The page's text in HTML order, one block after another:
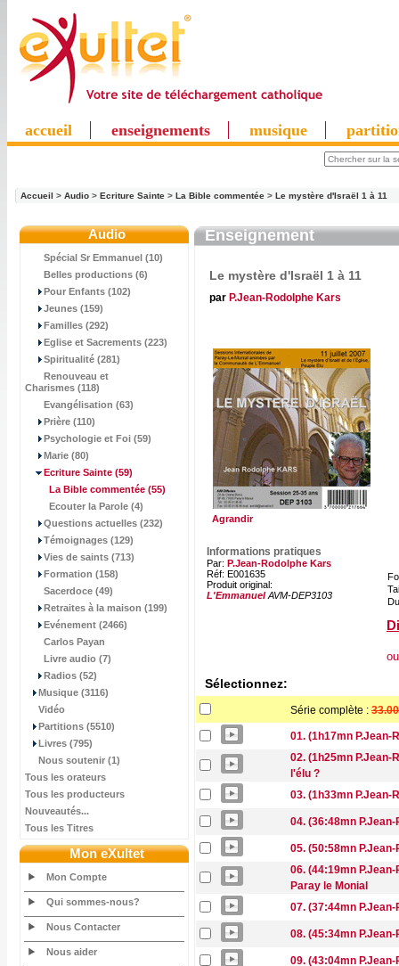
accueil enseignements musique
Accueil > Audio > Ecriture Sainte > La Bible commentée > Le mystère d'Israël 1 à 11
Audio
Spécial Sr Emmanuel (10)
Belles productions (6)
Pour Enfants (102)
Jeunes (159)
Familles (292)
Eglise et Sacrements (223)
Spiritualité (281)
Renouveau et
Charismes (118)
Evangélisation (63)
Prière (110)
Psychologie et Foi (59)
Marie (80)
Ecriture Sainte (59)
La Bible commentée (55)
Ecouter la Parole (4)
Questions actuelles (232)
Témoignages (129)
Vies de saints (713)
Formation (158)
Sacerdoce (49)
Retraites à la maison (199)
Evénement (2466)
Carlos Payan
Livre audio (7)
Radios (52)
Musique (3116)
Vidéo
Partitions (5510)
Livres (795)
Nous soutenir (1)
Tous les orateurs
Tous les producteurs
Nouveautés...
Tous les Titres
Mon eXultet
Mon Compte
Qui sommes-nous?
Nous Contacter
Nous aider
Enseignement
Le mystère d'Israël 1 à 11
par P.Jean-Rodolphe Kars
Agrandir
Informations pratiques
Par: P.Jean-Rodolphe Kars
Réf: E001635
Produit original:
L'EmmanuelAVM-DEP3103
Sélectionnez:
Série complète : 33.00
01. (1h17mn
02. (1h25mn
l'élu ?
03. (1h33mn
04. (36:48mn
05. (50:58mn
06. (44:19mn
Paray le Monial
07. (37:44mn
08. (45:34mn
09. (43:04mn